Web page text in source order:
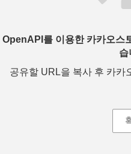
OpenAPI를 이용한 카카오스
습
공유할 URL을 복사 후 카카